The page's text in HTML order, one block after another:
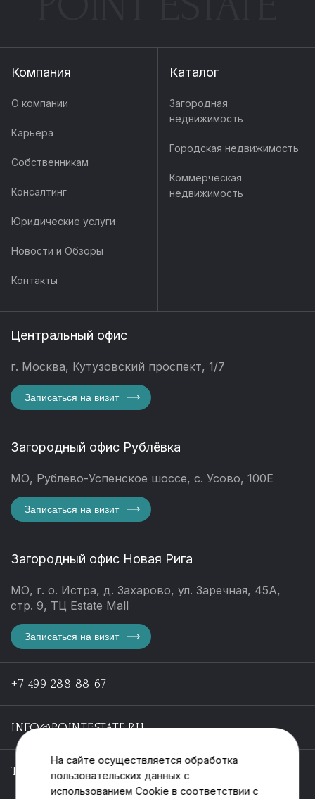
Компания
О компании
Карьера
Собственникам
Консалтинг
Юридические услуги
Новости и Обзоры
Контакты
Каталог
Загородная
недвижимость
Городская недвижимость
Коммерческая
недвижимость
Центральный офис
г. Москва, Кутузовский проспект, 1/7
Записаться на визит
Загородный офис Рублёвка
МО, Рублево-Успенское шоссе, с. Усово, 100Е
Записаться на визит
Загородный офис Новая Рига
МО, г. о. Истра, д. Захарово, ул. Заречная, 45А,
стр. 9, ТЦ Estate Mall
Записаться на визит
+7 499 288 88 67
INFO@POINTESTATE.RU
TELEGRAM
На сайте осуществляется обработка
пользовательских данных с
использованием Cookie в соответствии с